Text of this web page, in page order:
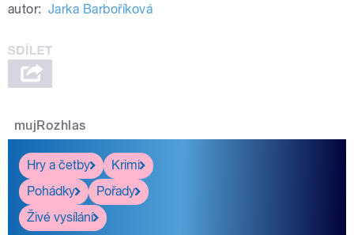
autor: Jarka Barboříková
mujRozhlas
Hry a četby
Krimi
Pohádky
Pořady
Živé vysílání